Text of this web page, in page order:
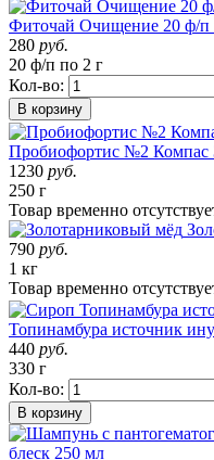
Фиточай Очищение 20 ф/п
280 руб.
20 ф/п по 2 г
Кол-во:
В корзину
Пробиофортис №2 Компас
1230 руб.
250 г
Товар временно
790 руб.
1 кг
Товар временно
Топинамбура источник
440 руб.
330 г
Кол-во:
В корзину